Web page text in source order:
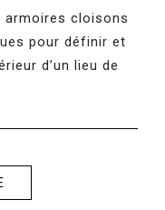
armoires cloisons
pour définir et
d’un lieu de